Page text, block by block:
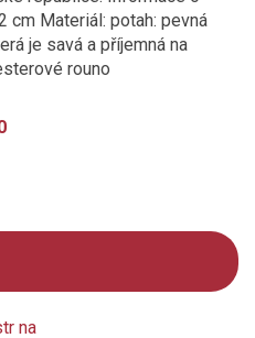
cm Materiál: potah: pevná
je savá a příjemná na
rouno